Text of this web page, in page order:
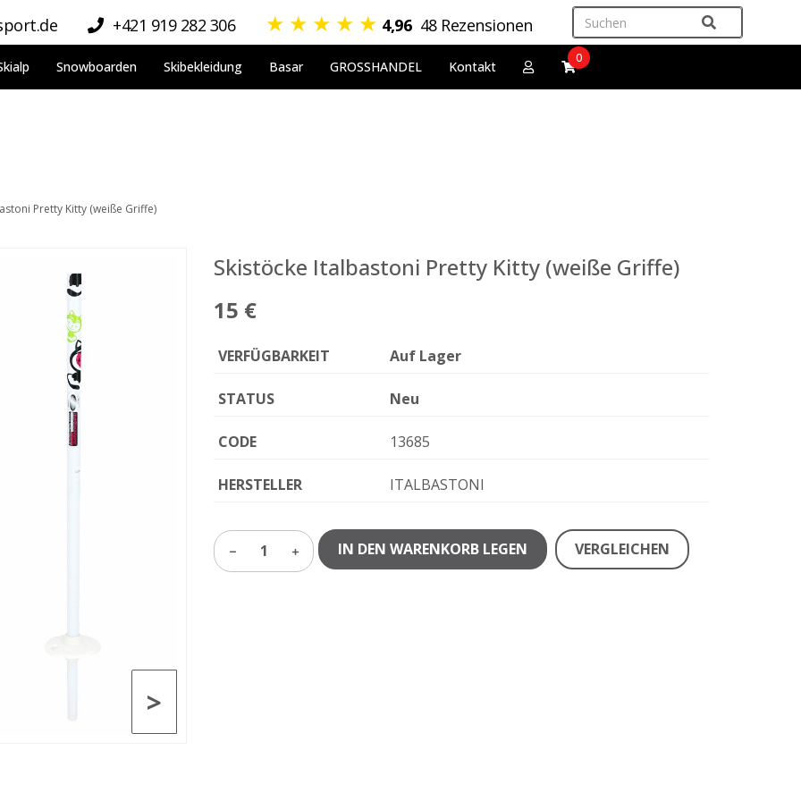
+421 919 282 306 ★ ★ ★ ★ ★ 4,96 48 Rezensionen
Snowboarden Skibekleidung Basar GROSSHANDEL Kontakt
0
Pretty Kitty (weiße Griffe)
>
Skistöcke Italbastoni Pretty Kitty (weiße Griffe)
15 €
VERFÜGBARKEIT Auf Lager
STATUS Neu
CODE 13685
HERSTELLER ITALBASTONI
1 IN DEN WARENKORB LEGEN VERGLEICHEN